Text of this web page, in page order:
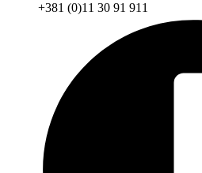
+381 (0)11 30 91 911